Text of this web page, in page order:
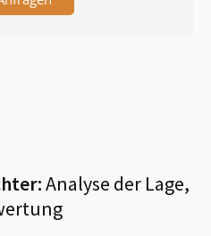
Analyse der Lage,